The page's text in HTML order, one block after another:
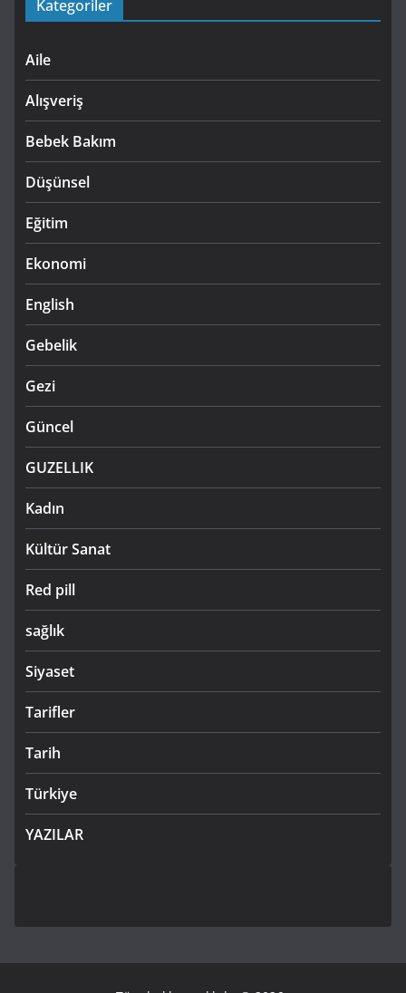
Kategoriler
Aile
Alışveriş
Bebek Bakım
Düşünsel
Eğitim
Ekonomi
English
Gebelik
Gezi
Güncel
GUZELLIK
Kadın
Kültür Sanat
Red pill
sağlık
Siyaset
Tarifler
Tarih
Türkiye
YAZILAR